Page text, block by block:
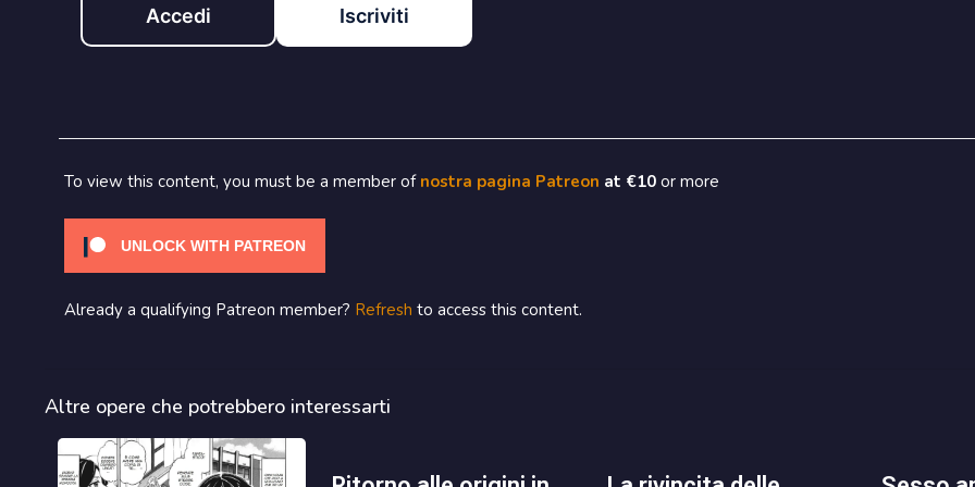
Accedi Iscriviti
To view this content, you must be a member of nostra pagina Patreon at €10 or more
UNLOCK WITH PATREON
Already a qualifying Patreon member? Refresh to access this content.
Altre opere che potrebbero interessarti